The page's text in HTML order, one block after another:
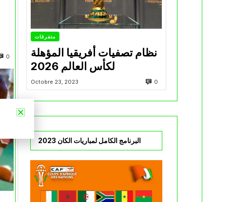
0
متفرقات
نظام تصفيات أفريقيا المؤهلة
لكأس العالم 2026
Octobre 23, 2023 0
البرنامج الكامل لمباريات الكان 2023